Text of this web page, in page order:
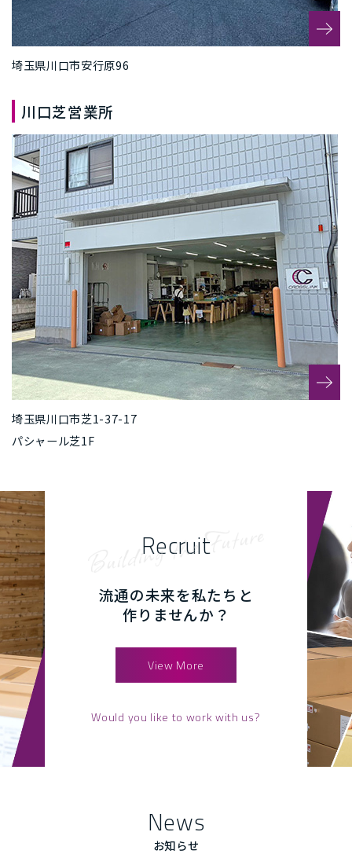
埼玉県川口市安行原96
川口芝営業所
埼玉県川口市芝1-37-17
パシャール芝1F
Recruit
流通の未来を私たちと
作りませんか？
View More
Would you like to work with us?
News
お知らせ